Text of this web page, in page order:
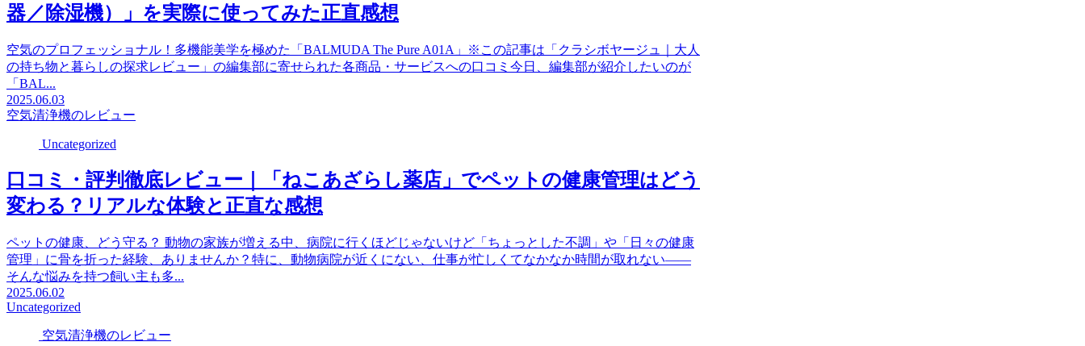
器／除湿機）」を実際に使ってみた正直感想
空気のプロフェッショナル！多機能美学を極めた「BALMUDA The Pure A01A」※この記事は「クラシボヤージュ｜大人
の持ち物と暮らしの探求レビュー」の編集部に寄せられた各商品・サービスへの口コミ今日、編集部が紹介したいのが
「BAL...
2025.06.03
空気清浄機のレビュー
Uncategorized
口コミ・評判徹底レビュー｜「ねこあざらし薬店」でペットの健康管理はどう
変わる？リアルな体験と正直な感想
ペットの健康、どう守る？ 動物の家族が増える中、病院に行くほどじゃないけど「ちょっとした不調」や「日々の健康
管理」に骨を折った経験、ありませんか？特に、動物病院が近くにない、仕事が忙しくてなかなか時間が取れない――
そんな悩みを持つ飼い主も多...
2025.06.02
Uncategorized
空気清浄機のレビュー